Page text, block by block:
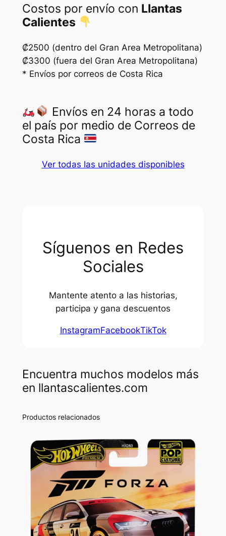
Costos por envío con Llantas
Calientes
₡2500 (dentro del Gran Area Metropolitana)
₡3300 (fuera del Gran Area Metropolitana)
* Envíos por correos de Costa Rica
Envíos en 24 horas a todo
el país por medio de Correos de
Costa Rica
Ver todas las unidades disponibles
Síguenos en Redes
Sociales
Mantente atento a las historias,
participa y gana descuentos
InstagramFacebookTikTok
Encuentra muchos modelos más
en llantascalientes.com
Productos relacionados